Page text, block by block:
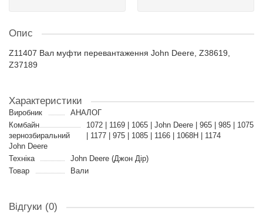
Опис
Z11407 Вал муфти перевантаження John Deere, Z38619,
Z37189
Характеристики
Виробник
АНАЛОГ
Комбайн
зернозбиральний
John Deere
1072 | 1169 | 1065 | John Deere | 965 | 985 | 1075
| 1177 | 975 | 1085 | 1166 | 1068H | 1174
Техніка
John Deere (Джон Дір)
Товар
Вали
Відгуки (0)